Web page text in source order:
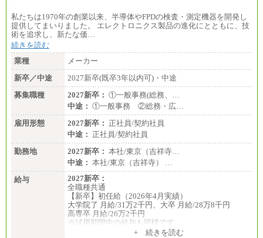
私たちは1970年の創業以来、半導体やFPDの検査・測定機器を開発し
提供してまいりました。 エレクトロニクス製品の進化にとともに、技
術を追求し、新たな価…
続きを読む
業種
メーカー
新卒／中途
2027新卒(既卒3年以内可)・中途
募集職種
2027新卒： ①一般事務(総務、…
中途： ①一般事務 ②総務・広…
雇用形態
2027新卒： 正社員/契約社員
中途： 正社員/契約社員
勤務地
2027新卒： 本社/東京（吉祥寺…
中途： 本社/東京（吉祥寺） …
給与
2027新卒：
全職種共通
【新卒】初任給（2026年4月実績）
大学院了 月給/31万2千円、大卒 月給/28万8千円
高専卒 月給/26万2千円
※試用期間中の給与も同様です
+ 続きを読む